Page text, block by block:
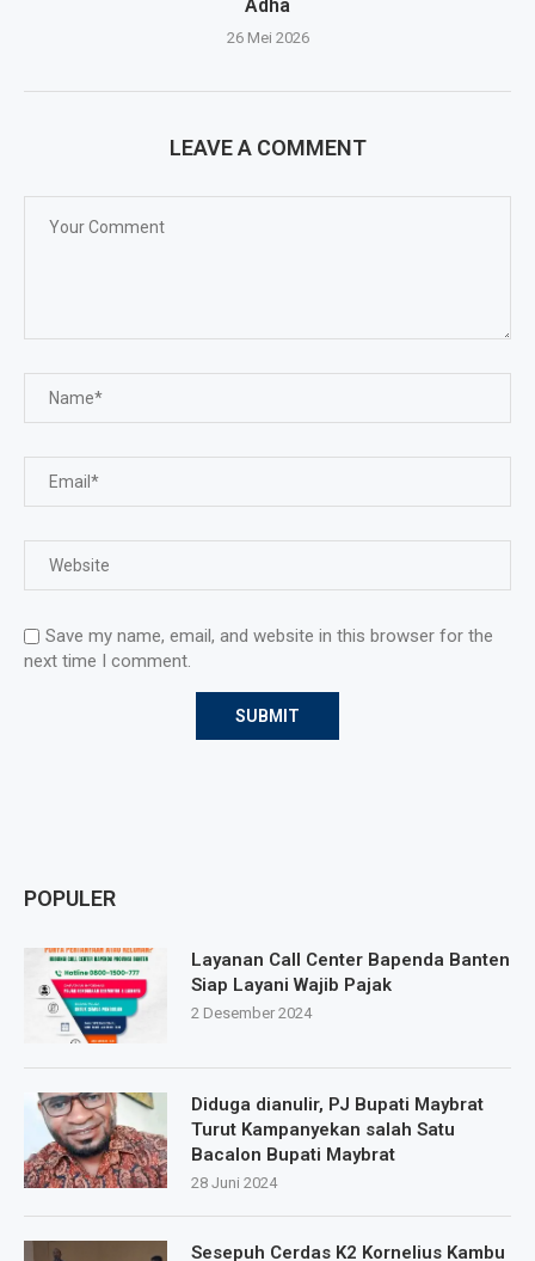
Adha
26 Mei 2026
LEAVE A COMMENT
Save my name, email, and website in this browser for the
next time I comment.
POPULER
Layanan Call Center Bapenda Banten
Siap Layani Wajib Pajak
2 Desember 2024
Diduga dianulir, PJ Bupati Maybrat
Turut Kampanyekan salah Satu
Bacalon Bupati Maybrat
28 Juni 2024
Sesepuh Cerdas K2 Kornelius Kambu